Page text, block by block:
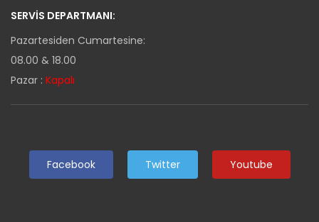
SERVIS DEPARTMANI:
Pazartesiden Cumartesine:
08.00 & 18.00
Pazar : Kapalı
Facebook Twitter Youtube